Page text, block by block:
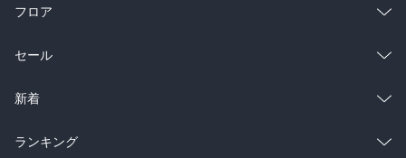
フロア
総合
ラノベ
雑誌・グラビア
セール
総合
ラノベ
新着
総合
ランキング